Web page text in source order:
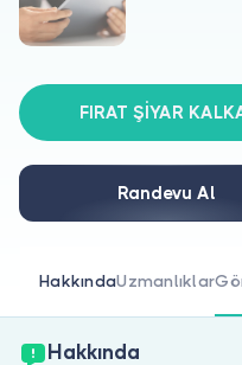
Hakkımızda
Doktorlar için
Doktor
FIRAT ŞİYAR
Randevu Al
HakkındaUzmanlıklar
Hakkında